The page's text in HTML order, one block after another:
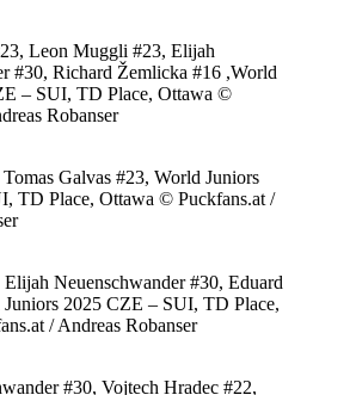
Leon Muggli #23, Elijah
#30, Richard Žemlicka #16 ,World
– SUI, TD Place, Ottawa ©
Robanser
Galvas #23, World Juniors
TD Place, Ottawa © Puckfans.at /
Neuenschwander #30, Eduard
Juniors 2025 CZE – SUI, TD Place,
/ Andreas Robanser
#30, Vojtech Hradec #22,